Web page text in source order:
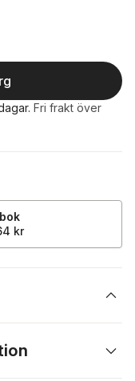
. Fri frakt över
kr